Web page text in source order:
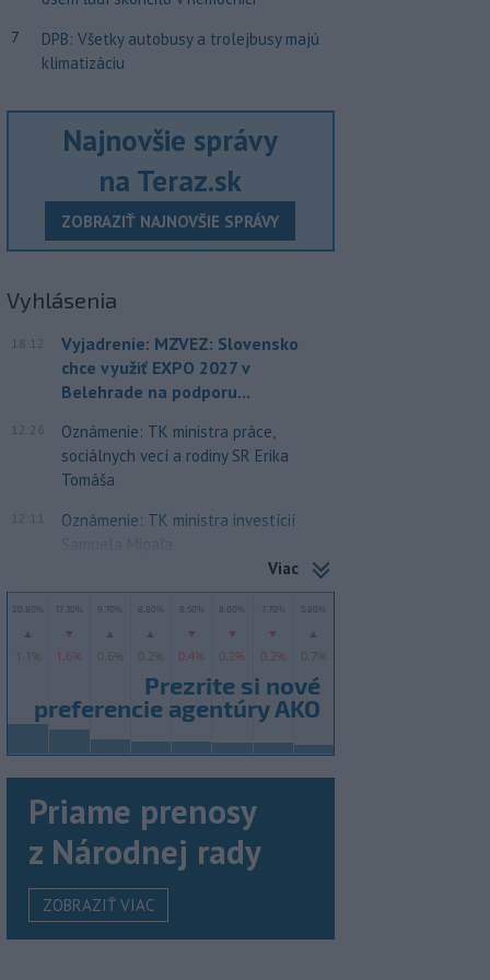
7
DPB: Všetky autobusy a trolejbusy majú
klimatizáciu
Najnovšie správy
na Teraz.sk
ZOBRAZIŤ NAJNOVŠIE SPRÁVY
Vyhlásenia
18:12
Vyjadrenie: MZVEZ: Slovensko
chce využiť EXPO 2027 v
Belehrade na podporu...
12:26
Oznámenie: TK ministra práce,
sociálnych vecí a rodiny SR Erika
Tomáša
Oznámenie: TK ministra investícií
Samuela Migaľa
Viac
Priame prenosy
z Národnej rady
ZOBRAZIŤ VIAC